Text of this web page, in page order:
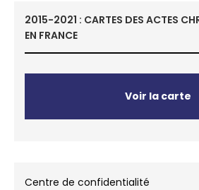
2015-2021 : CARTES DES ACTES
EN FRANCE
Voir la carte
Centre de confidentialité